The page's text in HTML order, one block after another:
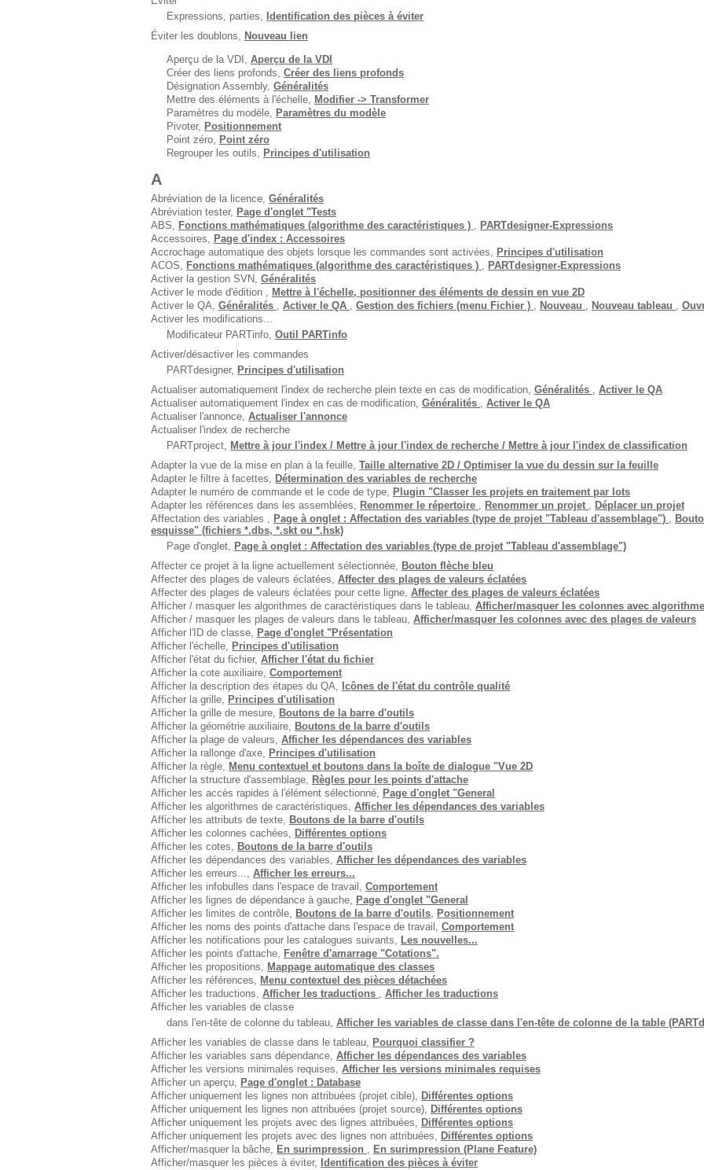
Expressions, parties, Identification des pièces à éviter
Éviter les doublons, Nouveau lien
Aperçu de la VDI, Aperçu de la VDI
Créer des liens profonds, Créer des liens profonds
Désignation Assembly, Généralités
Mettre des éléments à l'échelle, Modifier -> Transformer
Paramètres du modèle, Paramètres du modèle
Pivoter, Positionnement
Point zéro, Point zéro
Regrouper les outils, Principes d'utilisation
A
Abréviation de la licence, Généralités
Abréviation tester, Page d'onglet "Tests
ABS, Fonctions mathématiques (algorithme des caractéristiques ) , PARTdesigner-Expressions
Accessoires, Page d'index : Accessoires
Accrochage automatique des objets lorsque les commandes sont activées, Principes d'utilisation
ACOS, Fonctions mathématiques (algorithme des caractéristiques ) , PARTdesigner-Expressions
Activer la gestion SVN, Généralités
Activer le mode d'édition , Mettre à l'échelle, positionner des éléments de dessin en vue 2D
Activer le QA, Généralités , Activer le QA , Gestion des fichiers (menu Fichier ) , Nouveau , Nouveau tableau ,
Activer les modifications...
Modificateur PARTinfo, Outil PARTinfo
Activer/désactiver les commandes
PARTdesigner, Principes d'utilisation
Actualiser automatiquement l'index de recherche plein texte en cas de modification, Généralités , Activer le QA
Actualiser automatiquement l'index en cas de modification, Généralités , Activer le QA
Actualiser l'annonce, Actualiser l'annonce
Actualiser l'index de recherche
PARTproject, Mettre à jour l'index / Mettre à jour l'index de recherche / Mettre à jour l'index de classification
Adapter la vue de la mise en plan à la feuille, Taille alternative 2D / Optimiser la vue du dessin sur la feuille
Adapter le filtre à facettes, Détermination des variables de recherche
Adapter le numéro de commande et le code de type, Plugin "Classer les projets en traitement par lots
Adapter les références dans les assemblées, Renommer le répertoire , Renommer un projet , Déplacer un projet
Affectation des variables , Page à onglet : Affectation des variables (type de projet "Tableau d'assemblage") ,
esquisse" (fichiers *.dbs, *.skt ou *.hsk)
Page d'onglet, Page à onglet : Affectation des variables (type de projet "Tableau d'assemblage")
Affecter ce projet à la ligne actuellement sélectionnée, Bouton flèche bleu
Affecter des plages de valeurs éclatées, Affecter des plages de valeurs éclatées
Affecter des plages de valeurs éclatées pour cette ligne, Affecter des plages de valeurs éclatées
Afficher / masquer les algorithmes de caractéristiques dans le tableau, Afficher/masquer les colonnes avec
Afficher / masquer les plages de valeurs dans le tableau, Afficher/masquer les colonnes avec des plages de valeurs
Afficher l'ID de classe, Page d'onglet "Présentation
Afficher l'échelle, Principes d'utilisation
Afficher l'état du fichier, Afficher l'état du fichier
Afficher la cote auxiliaire, Comportement
Afficher la description des étapes du QA, Icônes de l'état du contrôle qualité
Afficher la grille, Principes d'utilisation
Afficher la grille de mesure, Boutons de la barre d'outils
Afficher la géométrie auxiliaire, Boutons de la barre d'outils
Afficher la plage de valeurs, Afficher les dépendances des variables
Afficher la rallonge d'axe, Principes d'utilisation
Afficher la règle, Menu contextuel et boutons dans la boîte de dialogue "Vue 2D
Afficher la structure d'assemblage, Règles pour les points d'attache
Afficher les accès rapides à l'élément sélectionné, Page d'onglet "General
Afficher les algorithmes de caractéristiques, Afficher les dépendances des variables
Afficher les attributs de texte, Boutons de la barre d'outils
Afficher les colonnes cachées, Différentes options
Afficher les cotes, Boutons de la barre d'outils
Afficher les dépendances des variables, Afficher les dépendances des variables
Afficher les erreurs..., Afficher les erreurs...
Afficher les infobulles dans l'espace de travail, Comportement
Afficher les lignes de dépendance à gauche, Page d'onglet "General
Afficher les limites de contrôle, Boutons de la barre d'outils, Positionnement
Afficher les noms des points d'attache dans l'espace de travail, Comportement
Afficher les notifications pour les catalogues suivants, Les nouvelles...
Afficher les points d'attache, Fenêtre d'amarrage "Cotations".
Afficher les propositions, Mappage automatique des classes
Afficher les références, Menu contextuel des pièces détachées
Afficher les traductions, Afficher les traductions , Afficher les traductions
Afficher les variables de classe
dans l'en-tête de colonne du tableau, Afficher les variables de classe dans l'en-tête de colonne de la table
Afficher les variables de classe dans le tableau, Pourquoi classifier ?
Afficher les variables sans dépendance, Afficher les dépendances des variables
Afficher les versions minimales requises, Afficher les versions minimales requises
Afficher un aperçu, Page d'onglet : Database
Afficher uniquement les lignes non attribuées (projet cible), Différentes options
Afficher uniquement les lignes non attribuées (projet source), Différentes options
Afficher uniquement les projets avec des lignes attribuées, Différentes options
Afficher uniquement les projets avec des lignes non attribuées, Différentes options
Afficher/masquer la bâche, En surimpression , En surimpression (Plane Feature)
Afficher/masquer les pièces à éviter, Identification des pièces à éviter